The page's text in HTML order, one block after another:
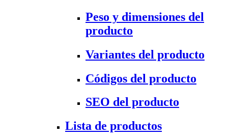
Peso y dimensiones del
producto
Variantes del producto
Códigos del producto
SEO del producto
Lista de productos